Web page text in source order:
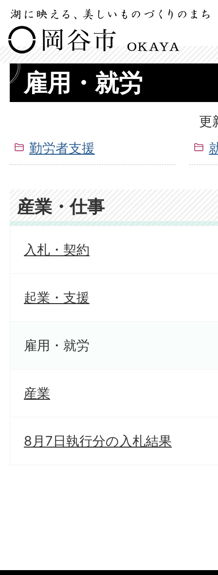
雇用・就労
更
勤労者支援
産業・仕事
入札・契約
起業・支援
雇用・就労
産業
8月7日執行分の入札結果